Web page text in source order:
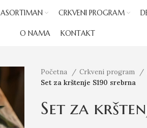
ASORTIMAN CRKVENI PROGRAM
O NAMA KONTAKT
Početna Crkveni program
Set za krštenje S190 srebrna
Set za